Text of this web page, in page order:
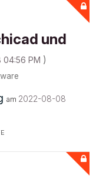
und
04:56 PM )
am ‎2022-08-08